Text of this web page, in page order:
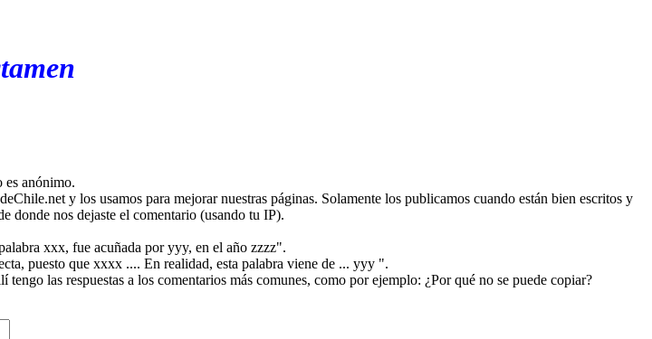
es anónimo.
y los usamos para mejorar nuestras páginas. Solamente los publicamos cuando están bien escritos y
donde nos dejaste el comentario (usando tu IP).
xxx, fue acuñada por yyy, en el año zzzz".
puesto que xxxx .... En realidad, esta palabra viene de ... yyy ".
tengo las respuestas a los comentarios más comunes, como por ejemplo: ¿Por qué no se puede copiar?